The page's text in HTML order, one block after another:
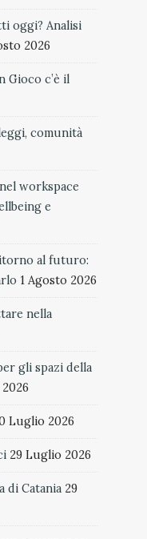
oggi? Analisi
2026
Gioco c’è il
comunità
workspace
e
al futuro:
1 Agosto 2026
nella
gli spazi della
Luglio 2026
29 Luglio 2026
di Catania 29